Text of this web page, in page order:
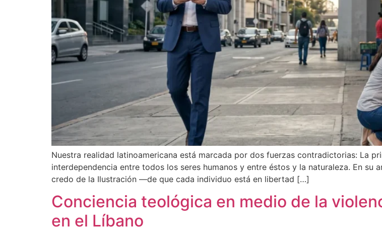
Nuestra realidad latinoamericana está marcada por dos fuerzas contradictorias: La
interdependencia entre todos los seres humanos y entre éstos y la naturaleza. En su
credo de la Ilustración —de que cada individuo está en libertad […]
Conciencia teológica en medio de la
en el Líbano